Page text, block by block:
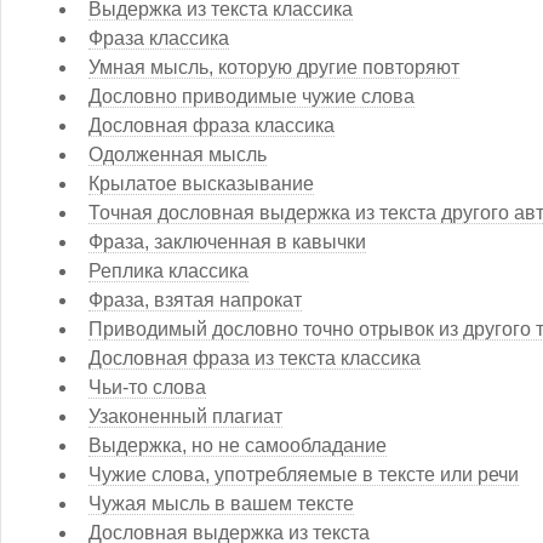
Выдержка из текста классика
Фраза классика
Умная мысль, которую другие повторяют
Дословно приводимые чужие слова
Дословная фраза классика
Одолженная мысль
Крылатое высказывание
Точная дословная выдержка из текста другого
Фраза, заключенная в кавычки
Реплика классика
Фраза, взятая напрокат
Приводимый дословно точно отрывок из другого
Дословная фраза из текста классика
Чьи-то слова
Узаконенный плагиат
Выдержка, но не самообладание
Чужие слова, употребляемые в тексте или речи
Чужая мысль в вашем тексте
Дословная выдержка из текста